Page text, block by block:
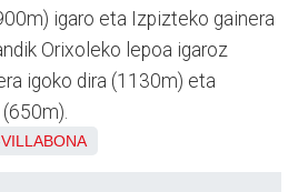
igaro eta Izpizteko gainera
Orixoleko lepoa igaroz
igoko dira (1130m) eta